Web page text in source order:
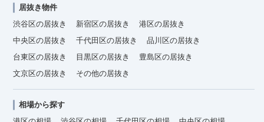
居抜き物件
渋谷区の居抜き
新宿区の居抜き
港区の居抜き
中央区の居抜き
千代田区の居抜き
品川区の居抜き
台東区の居抜き
目黒区の居抜き
豊島区の居抜き
文京区の居抜き
その他の居抜き
相場から探す